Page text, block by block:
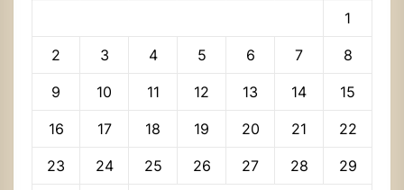
1
2 3 4 5 6 7 8
9 10 11 12 13 14 15
16 17 18 19 20 21 22
23 24 25 26 27 28 29